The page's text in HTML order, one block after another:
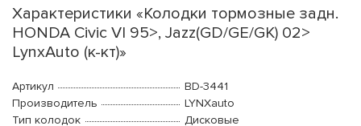
Характеристики «Колодки тормозные задн.
HONDA Civic VI 95>, Jazz(GD/GE/GK) 02>
LynxAuto (к-кт)»
Артикул
BD-3441
Производитель
LYNXauto
Тип колодок
Дисковые